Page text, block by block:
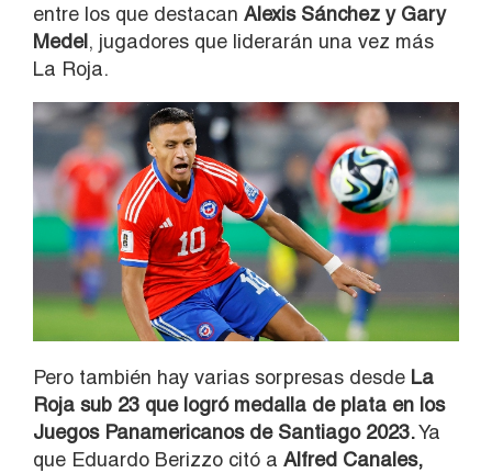
entre los que destacan Alexis Sánchez y Gary
Medel, jugadores que liderarán una vez más
La Roja.
Pero también hay varias sorpresas desde La
Roja sub 23 que logró medalla de plata en los
Juegos Panamericanos de Santiago 2023.Ya
que Eduardo Berizzo citó a Alfred Canales,